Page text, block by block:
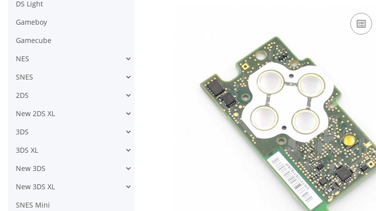
DS Light
Gameboy
Gamecube
NES
SNES
2DS
New 2DS XL
3DS
3DS XL
New 3DS
New 3DS XL
SNES Mini